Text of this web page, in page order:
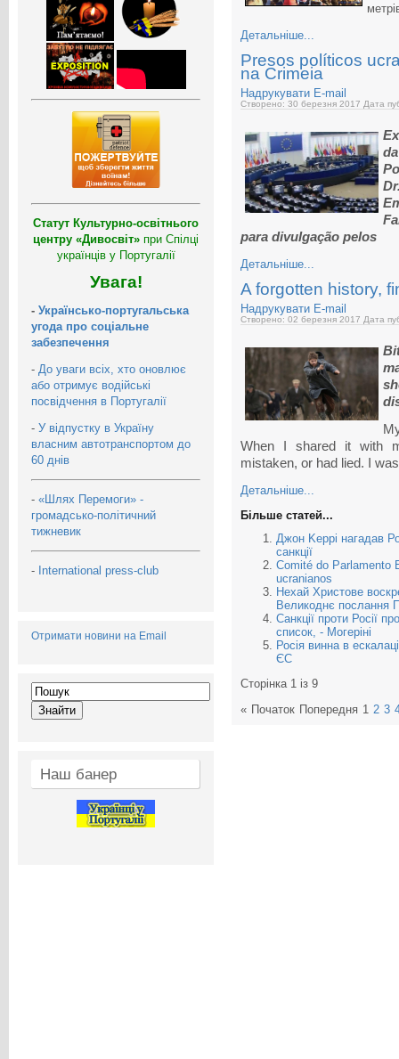
Статут Культурно-освітнього
центру «Дивосвіт» при Спілці
українців у Португалії
Увага!
- Українсько-португальська
угода про соціальне
забезпечення
- До уваги всіх, хто оновлює
або отримує водійські
посвідчення в Португалії
- У відпустку в Україну
власним автотранспортом до
60 днів
- «Шлях Перемоги» -
громадсько-політичний
тижневик
- International press-club
Отримати новини на Email
Наш банер
Детальніше...
Presos políticos
na Crimeia
Надрукувати E-mail
Створено: 30 березня 2017 Дата
para divulgação pelos
Детальніше...
A forgotten history,
Надрукувати E-mail
Створено: 02 березня 2017 Дата
When I shared it with
mistaken, or had lied. I
Детальніше...
Більше статей...
Джон Kеррі нагадав
санкції
Comité do Parlamento
ucranianos
Нехай Христове
Великоднє послання
Cанкції проти Росії
список, - Могеріні
Росія винна в
ЄС
Сторінка 1 із 9
« Початок Попередня 1 2 3